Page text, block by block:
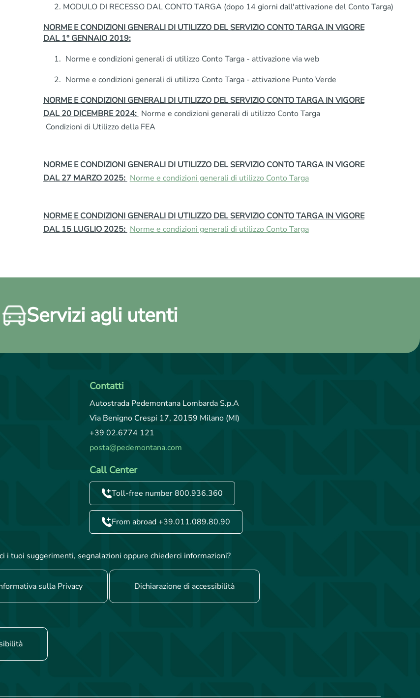
MODULO DI RECESSO DAL CONTO TARGA (dopo 14 giorni dall'attivazione del Conto Targa)
NORME E CONDIZIONI GENERALI DI UTILIZZO DEL SERVIZIO CONTO TARGA IN VIGORE
DAL 1° GENNAIO 2019:
Norme e condizioni generali di utilizzo Conto Targa - attivazione via web
Norme e condizioni generali di utilizzo Conto Targa - attivazione Punto Verde
NORME E CONDIZIONI GENERALI DI UTILIZZO DEL SERVIZIO CONTO TARGA IN VIGORE
DAL 20 DICEMBRE 2024: Norme e condizioni generali di utilizzo Conto Targa
Condizioni di Utilizzo della FEA
NORME E CONDIZIONI GENERALI DI UTILIZZO DEL SERVIZIO CONTO TARGA IN VIGORE
DAL 27 MARZO 2025: Norme e condizioni generali di utilizzo Conto Targa
NORME E CONDIZIONI GENERALI DI UTILIZZO DEL SERVIZIO CONTO TARGA IN VIGORE
DAL 15 LUGLIO 2025: Norme e condizioni generali di utilizzo Conto Targa
Servizi agli utenti
Contatti
Autostrada Pedemontana Lombarda S.p.A
Via Benigno Crespi 17, 20159 Milano (MI)
+39 02.6774 121
posta@pedemontana.com
Call Center
Toll-free number 800.936.360
From abroad +39.011.089.80.90
i tuoi suggerimenti, segnalazioni oppure chiederci informazioni?
sulla Privacy Dichiarazione di accessibilità